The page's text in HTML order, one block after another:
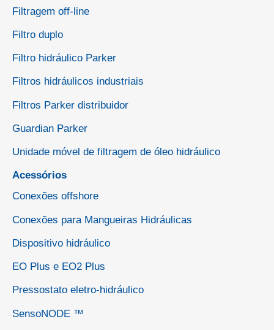
Filtragem off-line
Filtro duplo
Filtro hidráulico Parker
Filtros hidráulicos industriais
Filtros Parker distribuidor
Guardian Parker
Unidade móvel de filtragem de óleo hidráulico
Acessórios
Conexões offshore
Conexões para Mangueiras Hidráulicas
Dispositivo hidráulico
EO Plus e EO2 Plus
Pressostato eletro-hidráulico
SensoNODE ™